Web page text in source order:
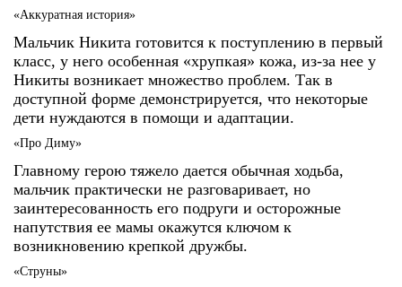
«Аккуратная история»
Мальчик Никита готовится к поступлению в первый
класс, у него особенная «хрупкая» кожа, из-за нее у
Никиты возникает множество проблем. Так в
доступной форме демонстрируется, что некоторые
дети нуждаются в помощи и адаптации.
«Про Диму»
Главному герою тяжело дается обычная ходьба,
мальчик практически не разговаривает, но
заинтересованность его подруги и осторожные
напутствия ее мамы окажутся ключом к
возникновению крепкой дружбы.
«Струны»